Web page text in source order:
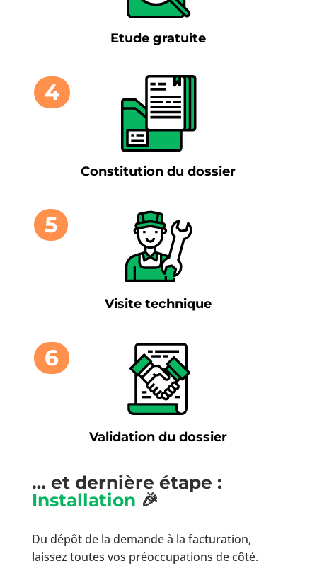
Etude gratuite
4
Constitution du dossier
5
Visite technique
6
Validation du dossier
… et dernière étape :
Installation 🎉
Du dépôt de la demande à la facturation,
laissez toutes vos préoccupations de côté.